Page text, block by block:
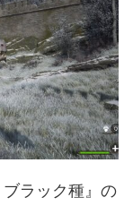
ラック種』の